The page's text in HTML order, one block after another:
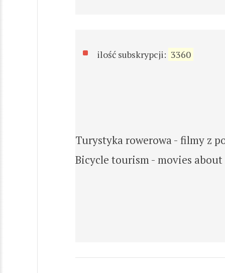
ilość subskrypcji: 3360
Turystyka rowerowa - filmy z
Bicycle tourism - movies